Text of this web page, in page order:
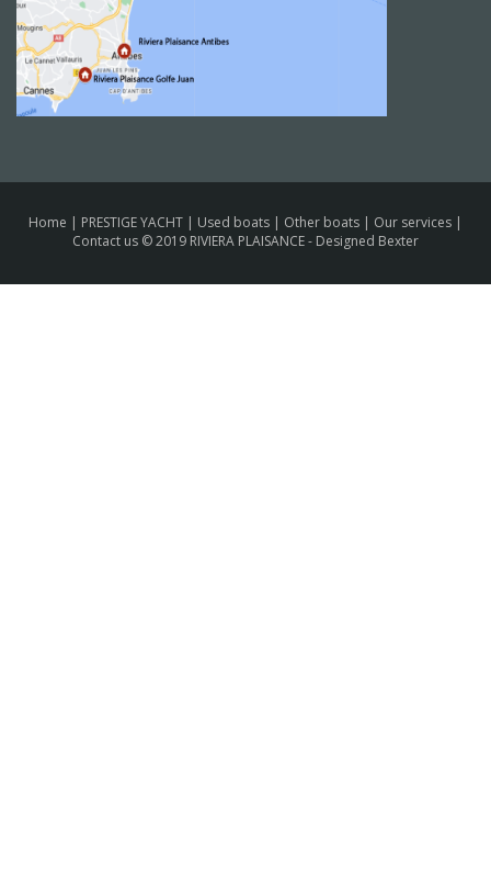
Home | PRESTIGE YACHT | Used boats | Other boats | Our services |
Contact us © 2019 RIVIERA PLAISANCE - Designed Bexter